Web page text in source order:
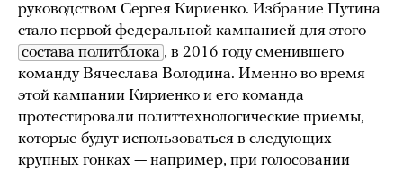
руководством Сергея Кириенко. Избрание Путина
стало первой федеральной кампанией для этого
состава политблока , в 2016 году сменившего
команду Вячеслава Володина. Именно во время
этой кампании Кириенко и его команда
протестировали политтехнологические приемы,
которые будут использоваться в следующих
крупных гонках — например, при голосовании